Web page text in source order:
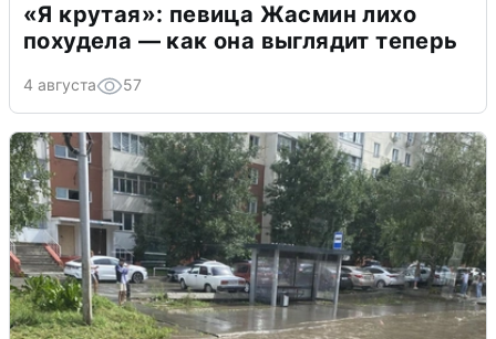
«Я крутая»: певица Жасмин лихо
похудела — как она выглядит теперь
4 августа 57